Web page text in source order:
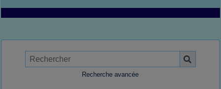
Recherche avancée